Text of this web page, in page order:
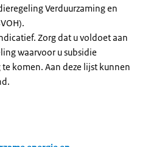
Verduurzaming en
Zorg dat u voldoet aan
waarvoor u subsidie
komen. Aan deze lijst kunnen